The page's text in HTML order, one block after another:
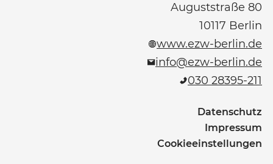
Auguststraße 80
10117 Berlin
www.ezw-berlin.de
info@ezw-berlin.de
030 28395-211
Datenschutz
Impressum
Cookieeinstellungen